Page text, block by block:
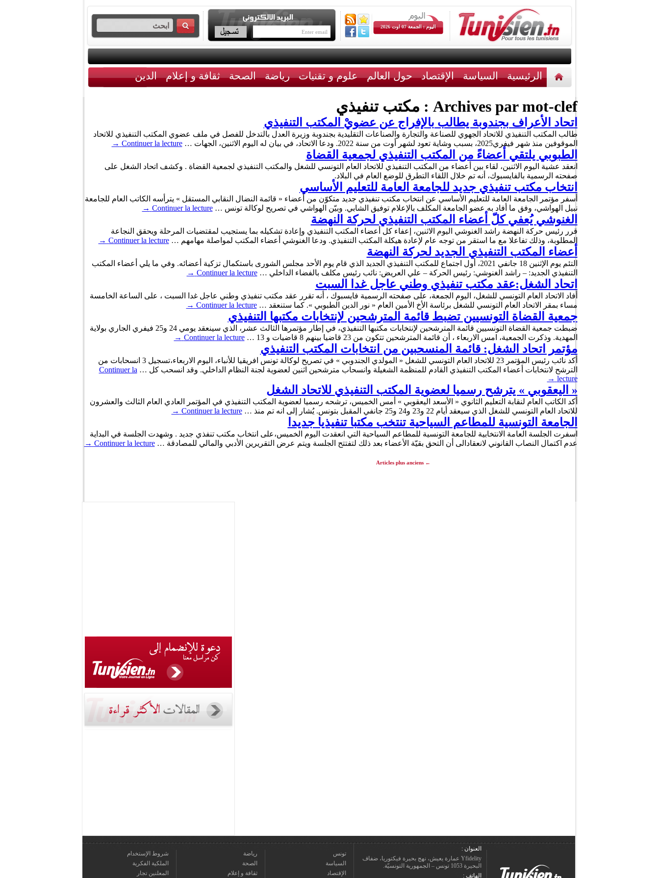
اليوم : الجمعة 07 اوت 2026
الرئيسية السياسة الإقتصاد حول العالم علوم و تقنيات رياضة الصحة ثقافة و إعلام الدين
أخبار مختلفة
Archives par mot-clef : مكتب تنفيذي
اتحاد الأعراف بجندوبة يطالب بالإفراج عن عضويْ المكتب التنفيذي
طالب المكتب التنفيذي للاتحاد الجهوي للصناعة والتجارة والصناعات التقليدية بجندوبة وزيرة العدل بالتدخل للفصل في ملف عضوي المكتب التنفيذي للاتحاد
الموقوفين منذ شهر فيفري2025، بسبب وشاية تعود لشهر أوت من سنة 2022. ودعا الاتحاد، في بيان له اليوم الاثنين، الجهات …
Continuer la lecture
→
الطبوبي يلتقي أعضاءً من المكتب التنفيذي لجمعية القضاة
انعقد عشية اليوم الاثنين، لقاء بين أعضاء من المكتب التنفيذي للاتحاد العام التونسي للشغل والمكتب التنفيذي لجمعية القضاة . وكشف اتحاد الشغل على
صفحته الرسمية بالفايسبوك، أنه تم خلال اللقاء التطرق للوضع العام في البلاد.
انتخاب مكتب تنفيذي جديد للجامعة العامة للتعليم الأساسي
أسفر مؤتمر الجامعة العامة للتعليم الأساسي عن انتخاب مكتب تنفيذي جديد متكوّن من أعضاء « قائمة النضال النقابي المستقل » يترأسه الكاتب العام للجامعة
نبيل الهواشي، وفق ما أفاد به عضو الجامعة المكلف بالإعلام توفيق الشابي. وبيّن الهواشي في تصريح لوكالة تونس …Continuer la lecture
→
الغنوشي يُعفي كلّ أعضاء المكتب التنفيذي لحركة النهضة
قرر رئيس حركة النهضة راشد الغنوشي اليوم الاثنين، إعفاء كل أعضاء المكتب التنفيذي وإعادة تشكيله بما يستجيب لمقتضيات المرحلة ويحقق النجاعة
المطلوبة، وذلك تفاعلا مع ما استقر من توجه عام لإعادة هيكلة المكتب التنفيذي. ودعا الغنوشي أعضاء المكتب لمواصلة مهامهم …Continuer la lecture
→
أعضاء المكتب التنفيذي الجديد لحركة النهضة
التئم يوم الإثنين 18 جانفي 2021، أول اجتماع للمكتب التنفيذي الجديد الذي قام يوم الأحد مجلس الشورى باستكمال تزكية أعضائه. وفي ما يلي أعضاء المكتب
التنفيذي الجديد: – راشد الغنوشي: رئيس الحركة – علي العريض: نائب رئيس مكلف بالفضاء الداخلي …Continuer la lecture
→
اتحاد الشغل:عقد مكتب تنفيذي وطني عاجل غدا السبت
أفاد الاتحاد العام التونسي للشغل، اليوم الجمعة، على صفحته الرسمية فايسبوك ، أنه تقرر عقد مكتب تنفيذي وطني عاجل غدا السبت ، على الساعة الخامسة
مساء بمقر الاتحاد العام التونسي للشغل برئاسة الأخ الأمين العام « نور الدين الطبوبي ». كما ستنعقد …Continuer la lecture
→
جمعية القضاة التونسيين تضبط قائمة المترشحين لإنتخابات مكتبها التنفيذي
ضبطت جمعية القضاة التونسيين قائمة المترشحين لإنتخابات مكتبها التنفيذي، في إطار مؤتمرها الثالث عشر، الذي سينعقد يومي 24 و25 فيفري الجاري بولاية
المهدية. وذكرت الجمعية، امس الاربعاء ، أن قائمة المترشحين تتكون من 23 قاضيا بينهم 8 قاضيات و 13 …
Continuer la lecture
→
مؤتمر اتحاد الشغل: قائمة المنسحبين من انتخابات المكتب التنفيذي
أكد نائب رئيس المؤتمر 23 للاتحاد العام التونسي للشغل « المولدي الجندوبي » في تصريح لوكالة تونس افريقيا للأنباء، اليوم الاربعاء،تسجيل 3 انسحابات من
الترشح لانتخابات أعضاء المكتب التنفيذي القادم للمنظمة الشغيلة وانسحاب مترشحين اثنين لعضوية لجنة النظام الداخلي. وقد انسحب كل … Continuer la
lecture
→
« اليعقوبي » يترشح رسميا لعضوية المكتب التنفيذي للاتحاد الشغل
أكد الكاتب العام لنقابة التعليم الثانوي « الأسعد اليعقوبي » أمس الخميس، ترشحه رسميا لعضوية المكتب التنفيذي في المؤتمر العادي العام الثالث والعشرون
للاتحاد العام التونسي للشغل الذي سيعقد أيام 22 و23 و24 و25 جانفي المقبل بتونس. يُشار إلى انه تم منذ …
Continuer la lecture
→
الجامعة التونسية للمطاعم السياحية تنتخب مكتبا تنفيذيا جديدا
اسفرت الجلسة العامة الانتخابية للجامعة التونسية للمطاعم السياحية التي انعقدت اليوم الخميس،على انتخاب مكتب تنفذي جديد . وشهدت الجلسة في البداية
عدم اكتمال النصاب القانوني لانعقادالى أن التحق بقيّة الأعضاء بعد ذلك لتفتتح الجلسة ويتم عرض التقريرين الأدبي والمالي للمصادقة …Continuer la lecture
→
←
Articles plus anciens
العنوان :
Yfidelity عمارة يعيش، نهج بحيرة فيكتوريا، ضفاف
البحيرة 1053 تونس – الجمهورية التونسيّة.
الهاتف :
تونس
السياسة
الإقتصاد
رياضة
الصحة
ثقافة و إعلام
شروط الإستخدام
الملكية الفكرية
المعلنين تجار